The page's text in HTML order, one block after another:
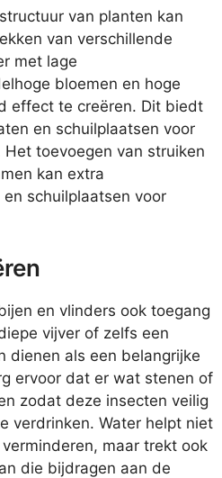
van planten kan
van verschillende
met lage
bloemen en hoge
effect te creëren. Dit biedt
en schuilplaatsen voor
toevoegen van struiken
kan extra
schuilplaatsen voor
en vlinders ook toegang
vijver of zelfs een
dienen als een belangrijke
ervoor dat er wat stenen of
zodat deze insecten veilig
verdrinken. Water helpt niet
maar trekt ook
die bijdragen aan de